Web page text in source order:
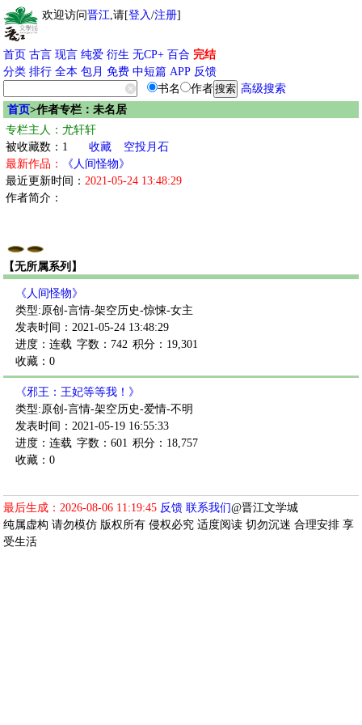
欢迎访问晋江,请[登入/注册]
首页 古言 现言 纯爱 衍生 无CP+ 百合 完结
分类 排行 全本 包月 免费 中短篇 APP 反馈
书名
作者
高级搜索
首页>作者专栏：未名居
专栏主人：尤轩轩
被收藏数：1
收藏
空投月石
最新作品：
《人间怪物》
最近更新时间： 2021-05-24 13:48:29
作者简介：
【无所属系列】
《人间怪物》
类型:原创-言情-架空历史-惊悚-女主
发表时间：2021-05-24 13:48:29
进度：连载 字数：742 积分：19,301
收藏：0
《邪王：王妃等等我！》
类型:原创-言情-架空历史-爱情-不明
发表时间：2021-05-19 16:55:33
进度：连载 字数：601 积分：18,757
收藏：0
最后生成：2026-08-06 11:19:45 反馈 联系我们@晋江文学城
纯属虚构 请勿模仿 版权所有 侵权必究 适度阅读 切勿沉迷 合理安排 享
受生活